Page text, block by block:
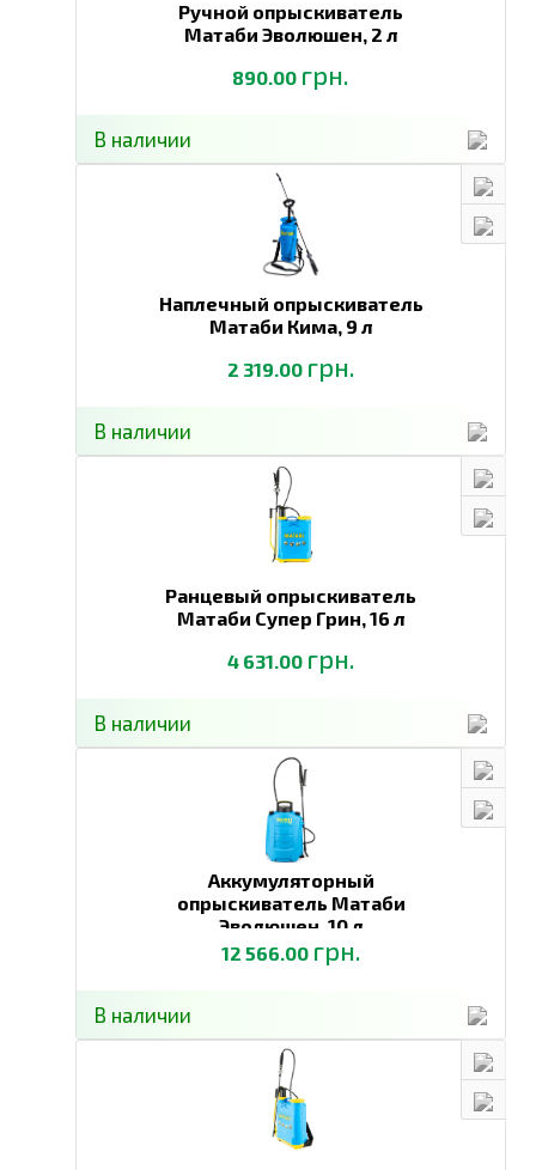
Ручной опрыскиватель
Матаби Эволюшен, 2 л
890.00 грн.
В наличии
Наплечный опрыскиватель
Матаби Кима, 9 л
2 319.00 грн.
В наличии
Ранцевый опрыскиватель
Матаби Супер Грин,16 л
4 631.00 грн.
В наличии
Аккумуляторный
опрыскиватель Матаби
Эволюшен, 10 л
12 566.00 грн.
В наличии